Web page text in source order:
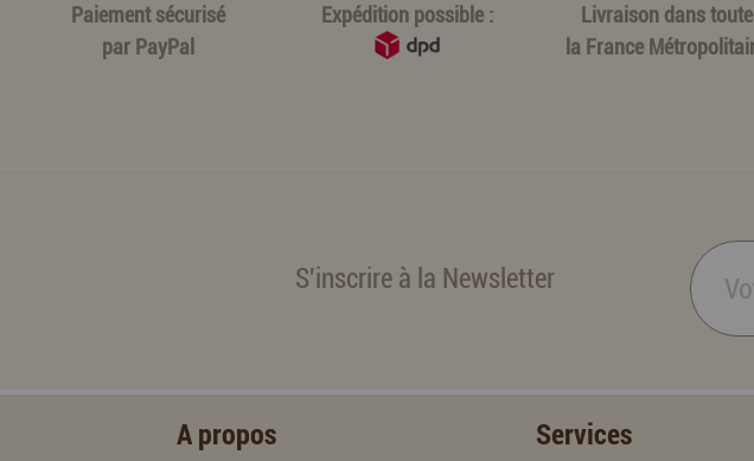
Paiement sécurisé
par PayPal
Expédition possible :
Livraison dans toute
la France
S'inscrire à la Newsletter
A propos Services